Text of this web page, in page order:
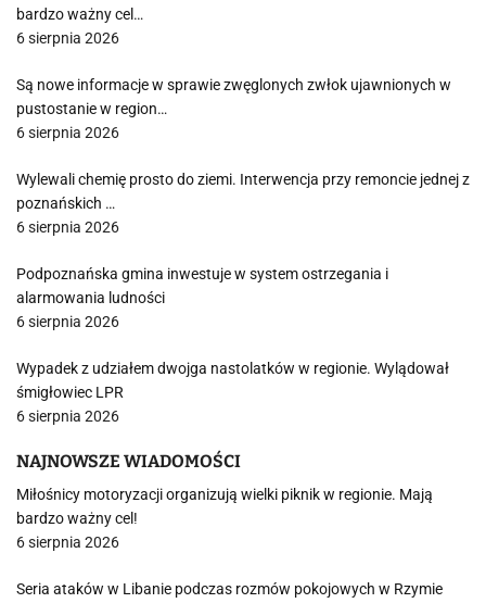
bardzo ważny cel…
6 sierpnia 2026
Są nowe informacje w sprawie zwęglonych zwłok ujawnionych w
pustostanie w region…
6 sierpnia 2026
Wylewali chemię prosto do ziemi. Interwencja przy remoncie jednej z
poznańskich …
6 sierpnia 2026
Podpoznańska gmina inwestuje w system ostrzegania i
alarmowania ludności
6 sierpnia 2026
Wypadek z udziałem dwojga nastolatków w regionie. Wylądował
śmigłowiec LPR
6 sierpnia 2026
NAJNOWSZE WIADOMOŚCI
Miłośnicy motoryzacji organizują wielki piknik w regionie. Mają
bardzo ważny cel!
6 sierpnia 2026
Seria ataków w Libanie podczas rozmów pokojowych w Rzymie